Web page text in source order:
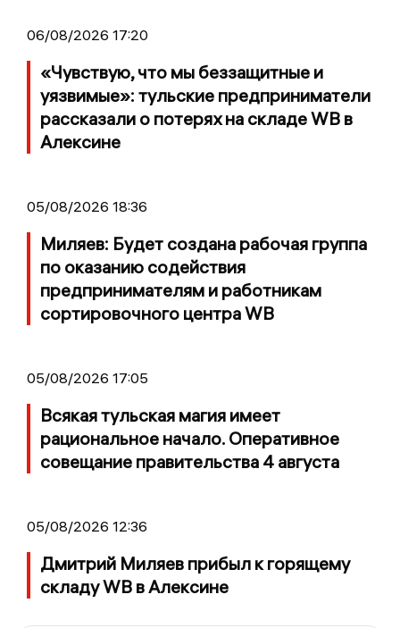
06/08/2026 17:20
«Чувствую, что мы беззащитные и
уязвимые»: тульские предприниматели
рассказали о потерях на складе WB в
Алексине
05/08/2026 18:36
Миляев: Будет создана рабочая группа
по оказанию содействия
предпринимателям и работникам
сортировочного центра WB
05/08/2026 17:05
Всякая тульская магия имеет
рациональное начало. Оперативное
совещание правительства 4 августа
05/08/2026 12:36
Дмитрий Миляев прибыл к горящему
складу WB в Алексине